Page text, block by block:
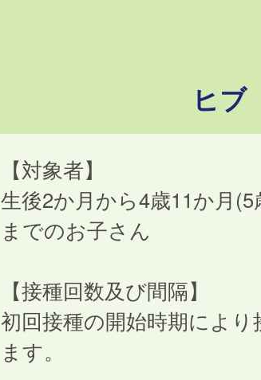
ヒブ
【対象者】
生後2か月から4歳11か月
までのお子さん
【接種回数及び間隔】
初回接種の開始時期により
ます。